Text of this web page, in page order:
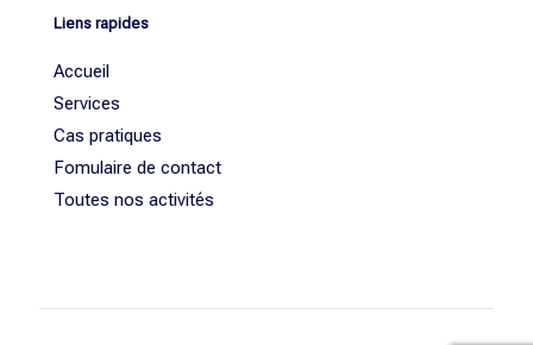
Liens rapides
Accueil
Services
Cas pratiques
Fomulaire de contact
Toutes nos activités